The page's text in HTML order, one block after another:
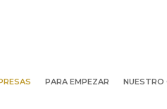
PARA EMPEZAR NUESTRO